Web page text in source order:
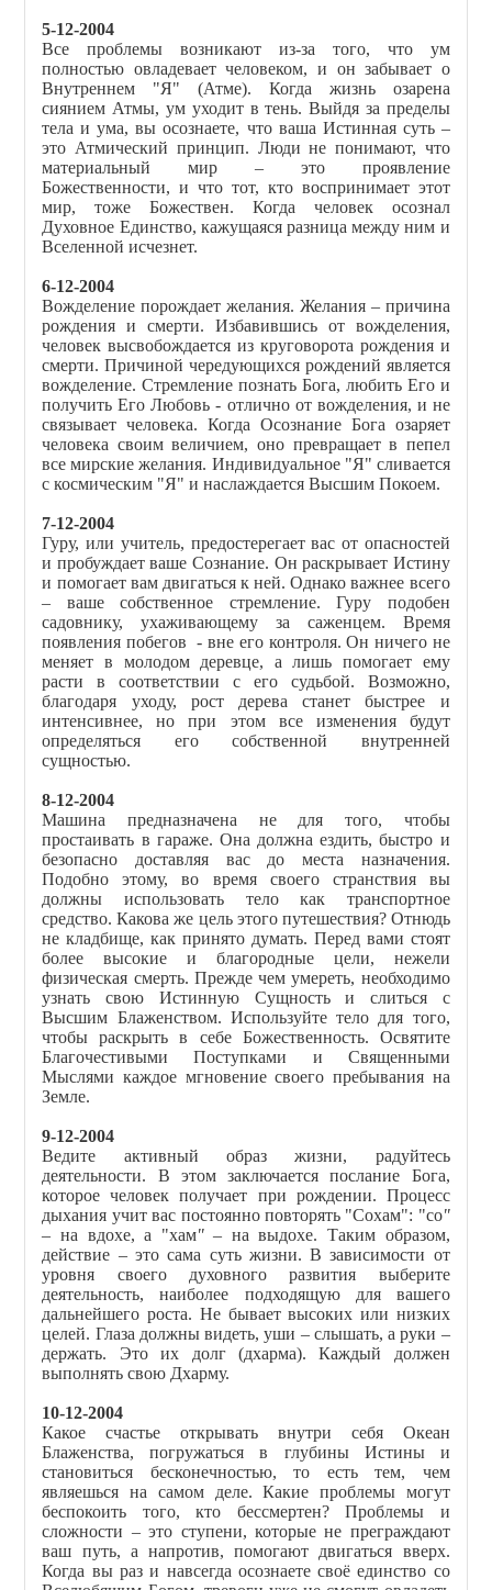
5-12-2004
Все проблемы возникают из-за того, что ум
полностью овладевает человеком, и он забывает о
Внутреннем "Я" (Атме). Когда жизнь озарена
сиянием Атмы, ум уходит в тень. Выйдя за пределы
тела и ума, вы осознаете, что ваша Истинная суть –
это Атмический принцип. Люди не понимают, что
материальный мир – это проявление
Божественности, и что тот, кто воспринимает этот
мир, тоже Божествен. Когда человек осознал
Духовное Единство, кажущаяся разница между ним и
Вселенной исчезнет.
6-12-2004
Вожделение порождает желания. Желания – причина
рождения и смерти. Избавившись от вожделения,
человек высвобождается из круговорота рождения и
смерти. Причиной чередующихся рождений является
вожделение. Стремление познать Бога, любить Его и
получить Его Любовь - отлично от вожделения, и не
связывает человека. Когда Осознание Бога озаряет
человека своим величием, оно превращает в пепел
все мирские желания. Индивидуальное "Я" сливается
с космическим "Я" и наслаждается Высшим Покоем.
7-12-2004
Гуру, или учитель, предостерегает вас от опасностей
и пробуждает ваше Сознание. Он раскрывает Истину
и помогает вам двигаться к ней. Однако важнее всего
– ваше собственное стремление. Гуру подобен
садовнику, ухаживающему за саженцем. Время
появления побегов - вне его контроля. Он ничего не
меняет в молодом деревце, а лишь помогает ему
расти в соответствии с его судьбой. Возможно,
благодаря уходу, рост дерева станет быстрее и
интенсивнее, но при этом все изменения будут
определяться его собственной внутренней
сущностью.
8-12-2004
Машина предназначена не для того, чтобы
простаивать в гараже. Она должна ездить, быстро и
безопасно доставляя вас до места назначения.
Подобно этому, во время своего странствия вы
должны использовать тело как транспортное
средство. Какова же цель этого путешествия? Отнюдь
не кладбище, как принято думать. Перед вами стоят
более высокие и благородные цели, нежели
физическая смерть. Прежде чем умереть, необходимо
узнать свою Истинную Сущность и слиться с
Высшим Блаженством. Используйте тело для того,
чтобы раскрыть в себе Божественность. Освятите
Благочестивыми Поступками и Священными
Мыслями каждое мгновение своего пребывания на
Земле.
9-12-2004
Ведите активный образ жизни, радуйтесь
деятельности. В этом заключается послание Бога,
которое человек получает при рождении. Процесс
дыхания учит вас постоянно повторять "Сохам": "со"
– на вдохе, а "хам"– на выдохе. Таким образом,
действие – это сама суть жизни. В зависимости от
уровня своего духовного развития выберите
деятельность, наиболее подходящую для вашего
дальнейшего роста. Не бывает высоких или низких
целей. Глаза должны видеть, уши – слышать, а руки –
держать. Это их долг (дхарма). Каждый должен
выполнять свою Дхарму.
10-12-2004
Какое счастье открывать внутри себя Океан
Блаженства, погружаться в глубины Истины и
становиться бесконечностью, то есть тем, чем
являешься на самом деле. Какие проблемы могут
беспокоить того, кто бессмертен? Проблемы и
сложности – это ступени, которые не преграждают
ваш путь, а напротив, помогают двигаться вверх.
Когда вы раз и навсегда осознаете своё единство со